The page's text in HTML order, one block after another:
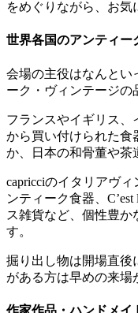
をめぐりながら、お気
世界各国のアンティー
会場の主役はなんとい
ーク・ヴィンテージの
フランスやイギリス
から買い付けられた食
か、日本の和骨董や茶
capricciのイタリアヴ
ンティーク食器、C’est
ス雑貨など、個性豊
す。
掘り出し物は開場直後
がある方は早めの来場
作家作品・ハンドメイ